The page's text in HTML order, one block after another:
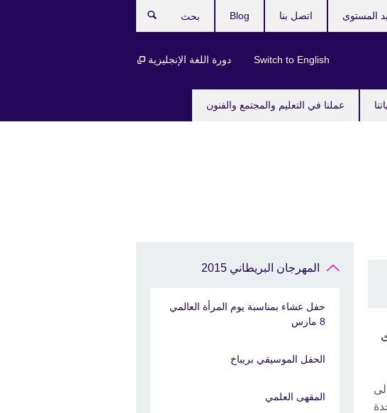
عملنا في التعليم والمجتمع والفنون
Switch to English دورة اللغة الإنجليزية
المستوى اتصل بنا Blog
المهرجان البريطاني 2015
حفل عشاء بمناسبة يوم المرأة العالمي
8 مارس
الحفل الموسيقي بريباخ
المقهى العلمي